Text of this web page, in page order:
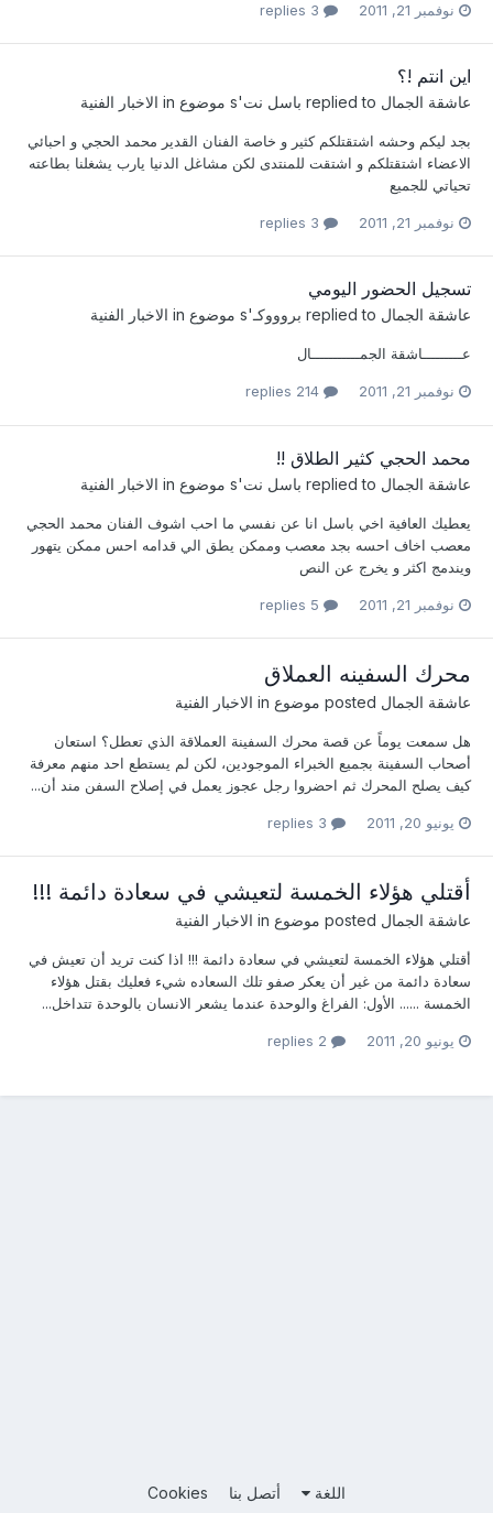
نوفمبر 21, 2011
اين انتم !؟
عاشقة الجمال باسل نت's موضوع in الاخبار الفنية
بجد ليكم وحشه اشتقتلكم كثير و خاصة الفنان القدير محمد الحجي و احبائي
الاعضاء اشتقتلكم و اشتقت للمنتدى لكن مشاغل الدنيا يارب يشغلنا بطاعته
تحياتي للجميع
نوفمبر 21, 2011
تسجيل الحضور اليومي
عاشقة الجمال بروووكـ's موضوع in الاخبار الفنية
عـــــــــاشقة الجمـــــــــــال
نوفمبر 21, 2011
محمد الحجي كثير الطلاق !!
عاشقة الجمال باسل نت's موضوع in الاخبار الفنية
يعطيك العافية اخي باسل انا عن نفسي ما احب اشوف الفنان محمد الحجي
معصب اخاف احسه بجد معصب وممكن يطق الي قدامه احس ممكن يتهور
ويندمج اكثر و يخرج عن النص
نوفمبر 21, 2011
محرك السفينه العملاق
عاشقة الجمال الاخبار الفنية
هل سمعت يوماً عن قصة محرك السفينة العملاقة الذي تعطل؟ استعان
أصحاب السفينة بجميع الخبراء الموجودين، لكن لم يستطع احد منهم معرفة
كيف يصلح المحرك ثم احضروا رجل عجوز يعمل في إصلاح السفن مند أن...
يونيو 20, 2011
أقتلي هؤلاء الخمسة لتعيشي في سعادة دائمة !!!
عاشقة الجمال الاخبار الفنية
أقتلي هؤلاء الخمسة لتعيشي في سعادة دائمة !!! اذا كنت تريد أن تعيش في
سعادة دائمة من غير أن يعكر صفو تلك السعاده شيء فعليك بقتل هؤلاء
الخمسة ...... الأول: الفراغ والوحدة عندما يشعر الانسان بالوحدة تتداخل...
يونيو 20, 2011
اللغة أتصل بنا Cookies